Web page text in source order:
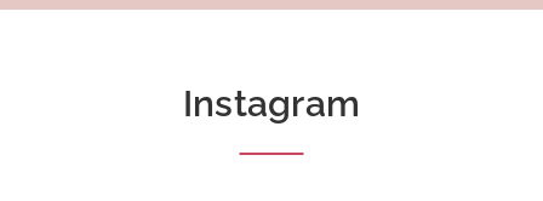
Instagram